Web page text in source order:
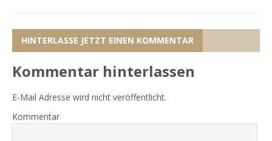
HINTERLASSE JETZT EINEN KOMMENTAR
Kommentar hinterlassen
E-Mail Adresse wird nicht veröffentlicht.
Kommentar